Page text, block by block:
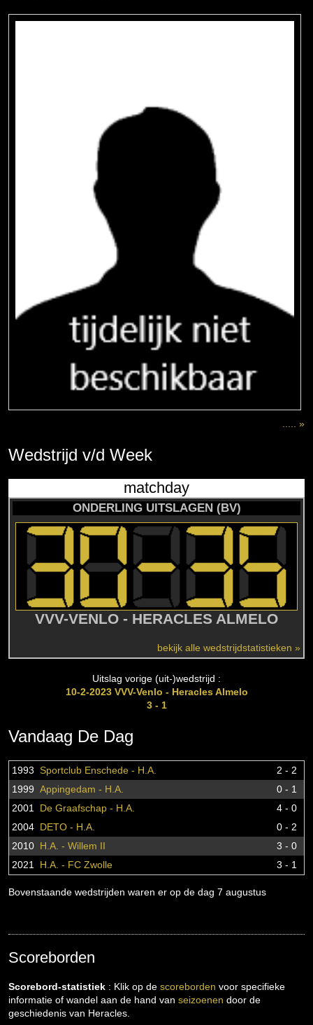
..... »
Wedstrijd v/d Week
matchday
ONDERLING UITSLAGEN (BV)
VVV-VENLO - HERACLES ALMELO
bekijk alle wedstrijdstatistieken »
Uitslag vorige (uit-)wedstrijd :
10-2-2023 VVV-Venlo - Heracles Almelo
3 - 1
Vandaag De Dag
1993 Sportclub Enschede - H.A.
2 - 2
1999 Appingedam - H.A.
0 - 1
2001 De Graafschap - H.A.
4 - 0
2004 DETO - H.A.
0 - 2
2010 H.A. - Willem II
3 - 0
2021 H.A. - FC Zwolle 3 - 1
Bovenstaande wedstrijden waren er op de dag 7 augustus
Scoreborden
Scorebord-statistiek : Klik op de scoreborden voor specifieke
informatie of wandel aan de hand van seizoenen door de
geschiedenis van Heracles.